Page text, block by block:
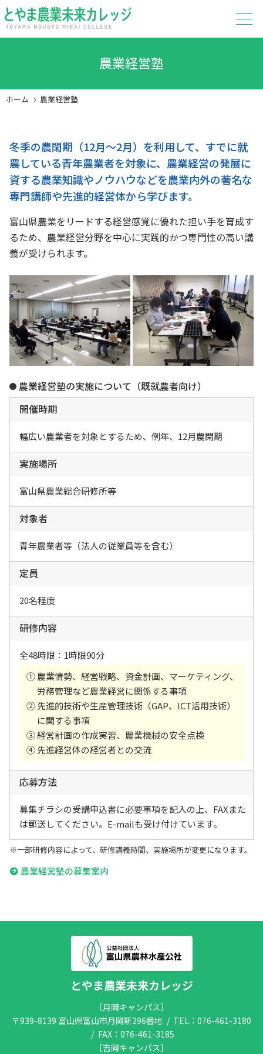
トピックス
とやま農業未来カレッジとは
通年研修
園芸経営実践コース
公開講座
入校の前に
サイトポリシー
アクセス
農業経営塾
ホーム 農業経営塾
冬季の農閑期（12月～2月）を利用して、すでに就
農している青年農業者を対象に、農業経営の発展に
資する農業知識やノウハウなどを農業内外の著名な
専門講師や先進的経営体から学びます。
富山県農業をリードする経営感覚に優れた担い手を育成す
るため、農業経営分野を中心に実践的かつ専門性の高い講
義が受けられます。
農業経営塾の実施について（既就農者向け）
開催時期
幅広い農業者を対象とするため、例年、12月農閑期
実施場所
富山県農業総合研修所等
対象者
青年農業者等（法人の従業員等を含む）
定員
20名程度
研修内容
全48時限：1時限90分
農業情勢、経営戦略、資金計画、マーケティング、
労務管理など農業経営に関係する事項
先進的技術や生産管理技術（GAP、ICT活用技術）
に関する事項
経営計画の作成実習、農業機械の安全点検
先進経営体の経営者との交流
応募方法
募集チラシの受講申込書に必要事項を記入の上、FAXまた
は郵送してください。E-mailも受け付けています。
※一部研修内容によって、研修講義時間、実施場所が変更になります。
農業経営塾の募集案内
とやま農業未来カレッジ
［月岡キャンパス］
〒939-8139 富山県富山市月岡新296番地
TEL： 076-461-3180
FAX：076-461-3185
［吉岡キャンパス］